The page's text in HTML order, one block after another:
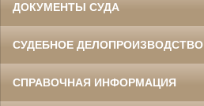
ДОКУМЕНТЫ СУДА
СУДЕБНОЕ ДЕЛОПРОИЗВОДСТВО
СПРАВОЧНАЯ ИНФОРМАЦИЯ